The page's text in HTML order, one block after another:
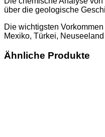
über die geologische
Die wichtigsten
Mexiko, Türkei, Neuseeland
Ähnliche Produkte